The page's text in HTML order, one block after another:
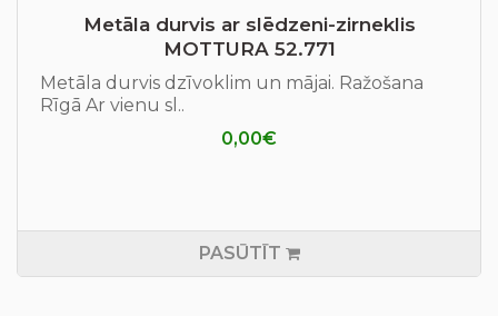
Metāla durvis ar slēdzeni-zirneklis
MOTTURA 52.771
Metāla durvis dzīvoklim un mājai. Ražošana
Rīgā Ar vienu sl..
0,00€
PASŪTĪT